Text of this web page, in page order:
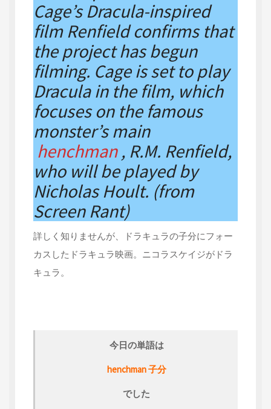
Cage’s Dracula-inspired
film Renfield confirms that
the project has begun
filming. Cage is set to play
Dracula in the film, which
focuses on the famous
monster’s main
henchman , R.M. Renfield,
who will be played by
Nicholas Hoult. (from
Screen Rant)
詳しく知りませんが、ドラキュラの子分にフォー
カスしたドラキュラ映画。ニコラスケイジがドラ
キュラ。
今日の単語は
henchman 子分
でした